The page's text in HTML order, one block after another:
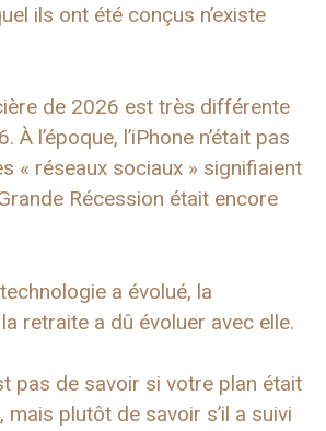
ils ont été conçus n’existe
de 2026 est très différente
À l’époque, l’iPhone n’était pas
« réseaux sociaux » signifiaient
Récession était encore
a évolué, la
retraite a dû évoluer avec elle.
pas de savoir si votre plan était
plutôt de savoir s’il a suivi